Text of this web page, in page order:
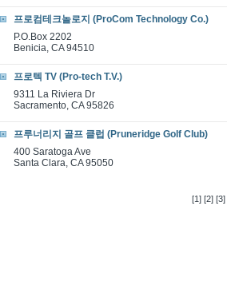
프로컴테크놀로지 (ProCom Technology Co.)
P.O.Box 2202
Benicia, CA 94510
프로텍 TV (Pro-tech T.V.)
9311 La Riviera Dr
Sacramento, CA 95826
프루너리지 골프 클럽 (Pruneridge Golf Club)
400 Saratoga Ave
Santa Clara, CA 95050
[1] [2] [3]